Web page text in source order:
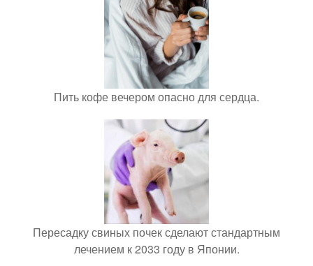
Пить кофе вечером опасно для сердца.
Пересадку свиных почек сделают стандартным
лечением к 2033 году в Японии.